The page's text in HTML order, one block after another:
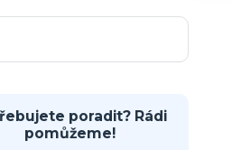
poradit? Rádi
pomůžeme!